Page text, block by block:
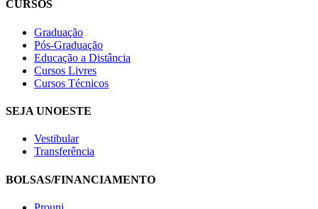
CURSOS
Graduação
Pós-Graduação
Educação a Distância
Cursos Livres
Cursos Técnicos
SEJA UNOESTE
Vestibular
Transferência
BOLSAS/FINANCIAMENTO